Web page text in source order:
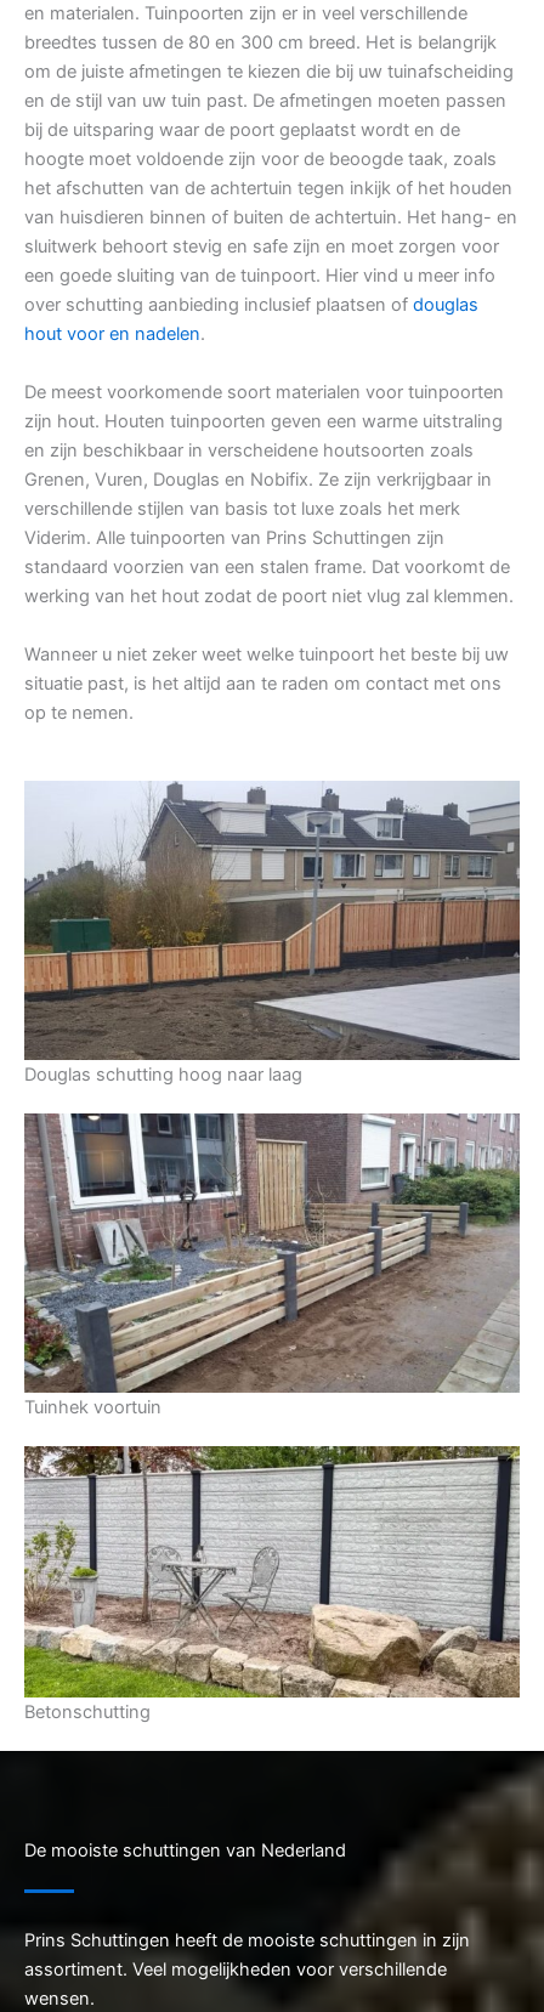
en materialen. Tuinpoorten zijn er in veel verschillende
breedtes tussen de 80 en 300 cm breed. Het is belangrijk
om de juiste afmetingen te kiezen die bij uw tuinafscheiding
en de stijl van uw tuin past. De afmetingen moeten passen
bij de uitsparing waar de poort geplaatst wordt en de
hoogte moet voldoende zijn voor de beoogde taak, zoals
het afschutten van de achtertuin tegen inkijk of het houden
van huisdieren binnen of buiten de achtertuin. Het hang- en
sluitwerk behoort stevig en safe zijn en moet zorgen voor
een goede sluiting van de tuinpoort. Hier vind u meer info
over schutting aanbieding inclusief plaatsen of douglas
hout voor en nadelen.
De meest voorkomende soort materialen voor tuinpoorten
zijn hout. Houten tuinpoorten geven een warme uitstraling
en zijn beschikbaar in verscheidene houtsoorten zoals
Grenen, Vuren, Douglas en Nobifix. Ze zijn verkrijgbaar in
verschillende stijlen van basis tot luxe zoals het merk
Viderim. Alle tuinpoorten van Prins Schuttingen zijn
standaard voorzien van een stalen frame. Dat voorkomt de
werking van het hout zodat de poort niet vlug zal klemmen.
Wanneer u niet zeker weet welke tuinpoort het beste bij uw
situatie past, is het altijd aan te raden om contact met ons
op te nemen.
Douglas schutting hoog naar laag
Tuinhek voortuin
Betonschutting
De mooiste schuttingen van Nederland
Prins Schuttingen heeft de mooiste schuttingen in zijn
assortiment. Veel mogelijkheden voor verschillende
wensen.